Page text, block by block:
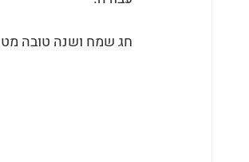
חג שמח ושנה טובה